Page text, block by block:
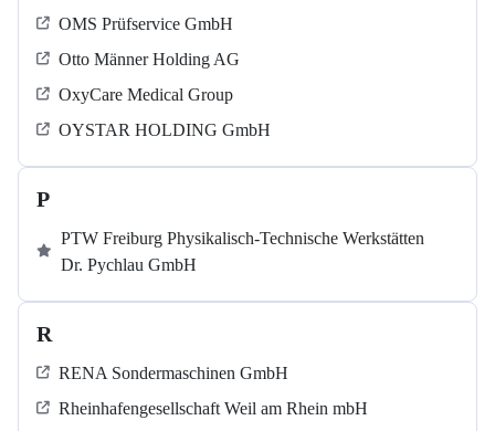
OMS Prüfservice GmbH
Otto Männer Holding AG
OxyCare Medical Group
OYSTAR HOLDING GmbH
P
PTW Freiburg Physikalisch-Technische Werkstätten
Dr. Pychlau GmbH
R
RENA Sondermaschinen GmbH
Rheinhafengesellschaft Weil am Rhein mbH